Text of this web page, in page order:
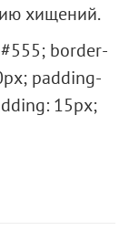
хищений.
border-
padding-
15px;